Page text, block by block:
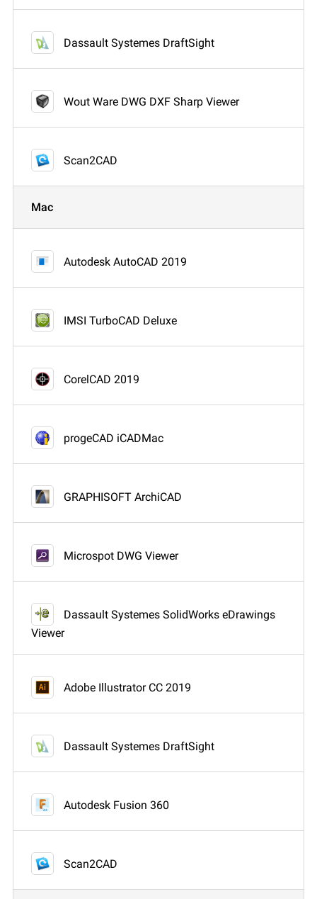
Dassault Systemes DraftSight
Wout Ware DWG DXF Sharp Viewer
Scan2CAD
Mac
Autodesk AutoCAD 2019
IMSI TurboCAD Deluxe
CorelCAD 2019
progeCAD iCADMac
GRAPHISOFT ArchiCAD
Microspot DWG Viewer
Dassault Systemes SolidWorks eDrawings
Viewer
Adobe Illustrator CC 2019
Dassault Systemes DraftSight
Autodesk Fusion 360
Scan2CAD